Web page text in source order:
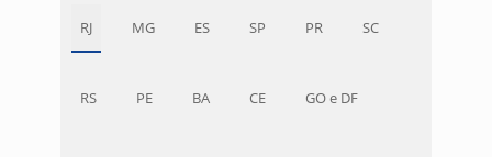
RJ MG ES SP PR SC
RS PE BA CE GO e DF